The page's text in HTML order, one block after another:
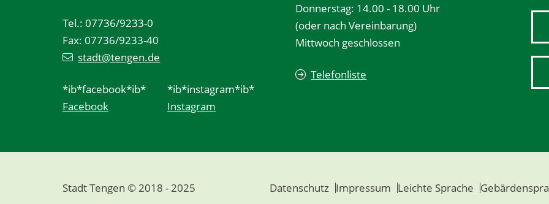
Tel.: 07736/9233-0
Fax: 07736/9233-40
stadt@tengen.de
*ib*facebook*ib*
Facebook
*ib*instagram*ib*
Instagram
Donnerstag: 14.00 - 18.00 Uhr
(oder nach Vereinbarung)
Mittwoch geschlossen
Telefonliste
Stadt Tengen © 2018 - 2025 Datenschutz Impressum Leichte Sprache